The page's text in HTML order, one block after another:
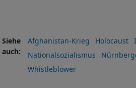
Siehe
auch
Afghanistan-Krieg Holocaust
Nationalsozialismus
Whistleblower